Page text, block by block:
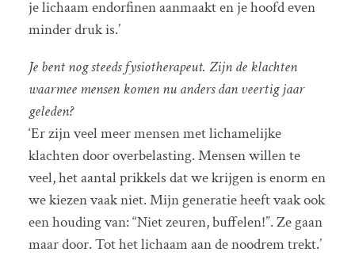
je lichaam endorfinen aanmaakt en je hoofd even
minder druk is.’
Je bent nog steeds fysiotherapeut. Zijn de klachten
waarmee mensen komen nu anders dan veertig jaar
geleden?
‘Er zijn veel meer mensen met lichamelijke
klachten door overbelasting. Mensen willen te
veel, het aantal prikkels dat we krijgen is enorm en
we kiezen vaak niet. Mijn generatie heeft vaak ook
een houding van: “Niet zeuren, buffelen!”. Ze gaan
maar door. Tot het lichaam aan de noodrem trekt.’